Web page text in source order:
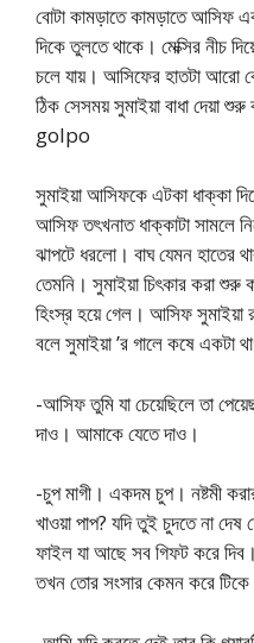
বোটা কামড়াতে কামড়াতে আসিফ
দিকে তুলতে থাকে। মেক্সির নীচ
চলে যায়। আসিফের হাতটা আরো
ঠিক সেসময় সুমাইয়া বাধা
golpo
সুমাইয়া আসিফকে এটকা ধাক্কা
আসিফ তৎখনাত ধাক্কাটা সামলে
ঝাপটে ধরলো। বাঘ যেমন হাতের
তেমনি। সুমাইয়া চিৎকার করা
হিংস্র হয়ে গেল। আসিফ
বলে সুমাইয়া ’র গালে কষে একটা
-আসিফ তুমি যা চেয়েছিলে তা
দাও। আমাকে যেতে দাও।
-চুপ মাগী। একদম চুপ। নষ্টমী
খাওয়া পাপ? যদি তুই চুদতে না
ফাইল যা আছে সব গিফট করে
তখন তোর সংসার কেমন করে